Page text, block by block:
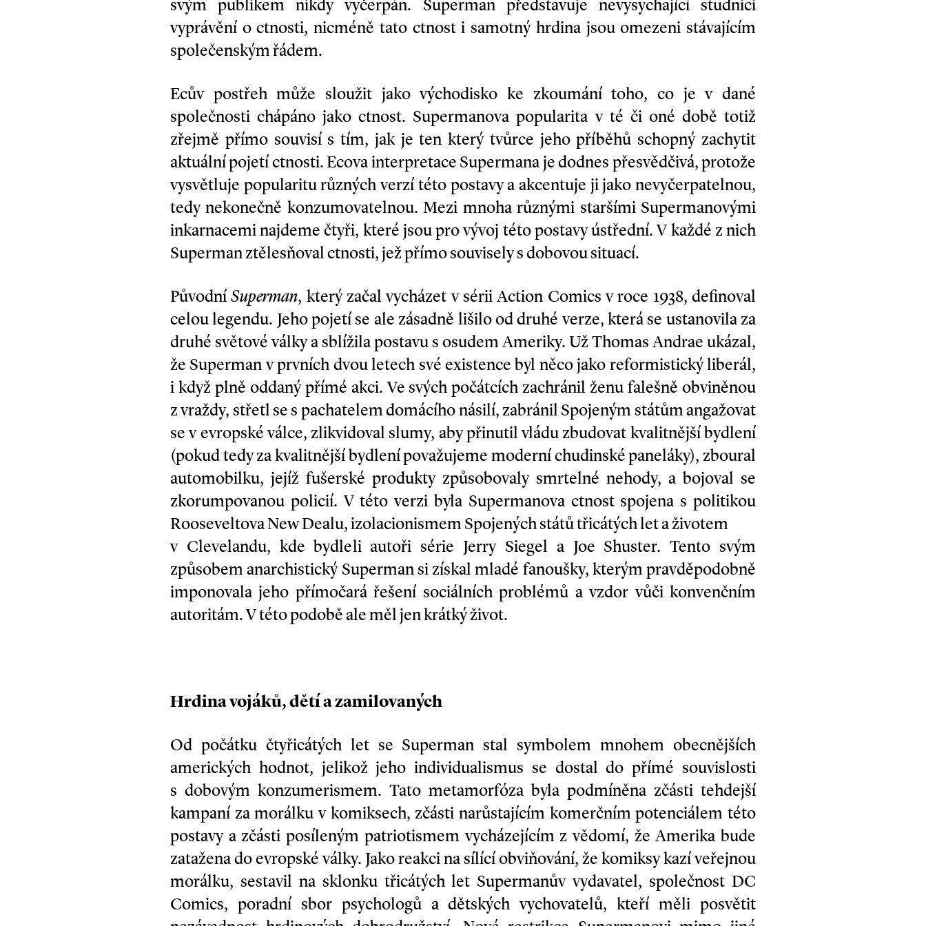
svým publikem nikdy vyčerpán. Superman představuje nevysychající studnici
vyprávění o ctnosti, nicméně tato ctnost i samotný hrdina jsou omezeni stávajícím
společenským řádem.
Ecův postřeh může sloužit jako východisko ke zkoumání toho, co je v dané
společnosti chápáno jako ctnost. Supermanova popularita v té či oné době totiž
zřejmě přímo souvisí s tím, jak je ten který tvůrce jeho příběhů schopný zachytit
aktuální pojetí ctnosti. Ecova interpretace Supermana je dodnes přesvědčivá, protože
vysvětluje popularitu různých verzí této postavy a akcentuje ji jako nevyčerpatelnou,
tedy nekonečně konzumovatelnou. Mezi mnoha různými staršími Supermanovými
inkarnacemi najdeme čtyři, které jsou pro vývoj této postavy ústřední. V každé z nich
Superman ztělesňoval ctnosti, jež přímo souvisely s dobovou situací.
PůvodníSuperman, který začal vycházet v sérii Action Comics v roce 1938, definoval
celou legendu. Jeho pojetí se ale zásadně lišilo od druhé verze, která se ustanovila za
druhé světové války a sblížila postavu s osudem Ameriky. Už Thomas Andrae ukázal,
že Superman v prvních dvou letech své existence byl něco jako reformistický liberál,
i když plně oddaný přímé akci. Ve svých počátcích zachránil ženu falešně obviněnou
z vraždy, střetl se s pachatelem domácího násilí, zabránil Spojeným státům angažovat
se v evropské válce, zlikvidoval slumy, aby přinutil vládu zbudovat kvalitnější bydlení
(pokud tedy za kvalitnější bydlení považujeme moderní chudinské paneláky), zboural
automobilku, jejíž fušerské produkty způsobovaly smrtelné nehody, a bojoval se
zkorumpovanou policií. V této verzi byla Supermanova ctnost spojena s politikou
Rooseveltova New Dealu, izolacionismem Spojených států třicátých let a životem
v Clevelandu, kde bydleli autoři série Jerry Siegel a Joe Shuster. Tento svým
způsobem anarchistický Superman si získal mladé fanoušky, kterým pravděpodobně
imponovala jeho přímočará řešení sociálních problémů a vzdor vůči konvenčním
autoritám. V této podobě ale měl jen krátký život.
Hrdina vojáků, dětí a zamilovaných
Od počátku čtyřicátých let se Superman stal symbolem mnohem obecnějších
amerických hodnot, jelikož jeho individualismus se dostal do přímé souvislosti
s dobovým konzumerismem. Tato metamorfóza byla podmíněna zčásti tehdejší
kampaní za morálku v komiksech, zčásti narůstajícím komerčním potenciálem této
postavy a zčásti posíleným patriotismem vycházejícím z vědomí, že Amerika bude
zatažena do evropské války. Jako reakci na sílící obviňování, že komiksy kazí veřejnou
morálku, sestavil na sklonku třicátých let Supermanův vydavatel, společnost DC
Comics, poradní sbor psychologů a dětských vychovatelů, kteří měli posvětit